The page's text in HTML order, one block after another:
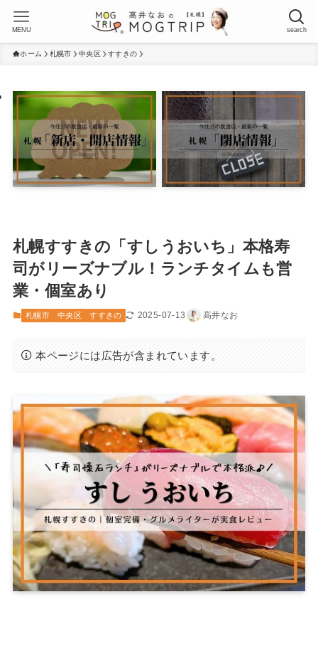
search
MENU
ホーム 札幌市 中央区 すすきの
札幌すすきの「すしうおいち」本格寿
司がリーズナブル！ランチタイムも営
業・個室あり
札幌市 中央区 すすきの 2025-07-13 高井なお
本ページには広告が含まれています。